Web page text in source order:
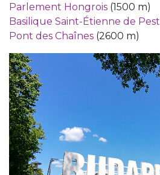
Parlement Hongrois (1500 m)
Basilique Saint-Étienne de Pest
Pont des Chaînes (2600 m)